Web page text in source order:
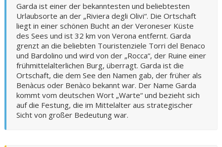
Garda ist einer der bekanntesten und beliebtesten
Urlaubsorte an der „Riviera degli Olivi“. Die Ortschaft
liegt in einer schönen Bucht an der Veroneser Küste
des Sees und ist 32 km von Verona entfernt. Garda
grenzt an die beliebten Touristenziele Torri del Benaco
und Bardolino und wird von der „Rocca“, der Ruine einer
frühmittelalterlichen Burg, überragt. Garda ist die
Ortschaft, die dem See den Namen gab, der früher als
Benàcus oder Benàco bekannt war. Der Name Garda
kommt vom deutschen Wort „Warte“ und bezieht sich
auf die Festung, die im Mittelalter aus strategischer
Sicht von großer Bedeutung war.